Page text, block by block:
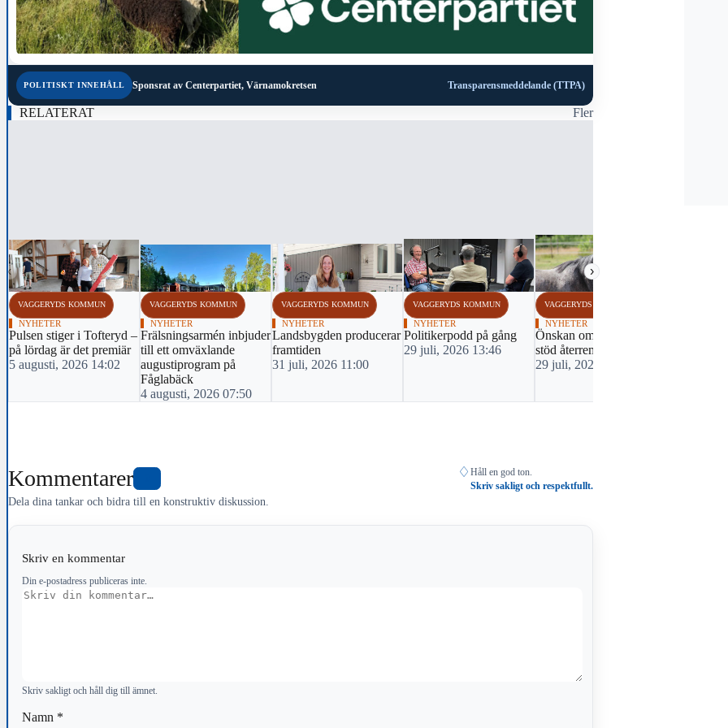
POLITISKT INNEHÅLL Sponsrat av Centerpartiet, Värnamokretsen Transparensmeddelande (TTPA)
RELATERAT Fler
‹ ›
VAGGERYDS KOMMUN
NYHETER
Pulsen stiger i Tofteryd –
på lördag är det premiär
5 augusti, 2026 14:02
VAGGERYDS KOMMUN
NYHETER
Frälsningsarmén inbjuder
till ett omväxlande
augustiprogram på
Fåglabäck
4 augusti, 2026 07:50
VAGGERYDS KOMMUN
NYHETER
Landsbygden producerar
framtiden
31 juli, 2026 11:00
VAGGERYDS KOMMUN
NYHETER
Politikerpodd på gång
29 juli, 2026 13:46
VAGGERYDS KOMMUN
NYHETER
Önskan om ekonomiskt
stöd återremitterades
29 juli, 2026 07:15
Kommentarer
Dela dina tankar och bidra till en konstruktiv diskussion.
♢ Håll en god ton.
Skriv sakligt och respektfullt.
Skriv en kommentar
Din e-postadress publiceras inte.
Kommentar
Skriv sakligt och håll dig till ämnet.
Namn *